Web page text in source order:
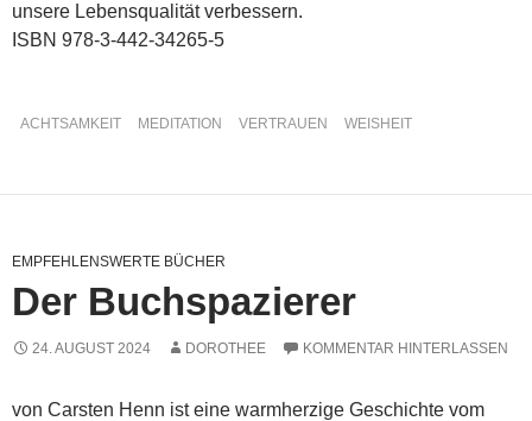
unsere Lebensqualität verbessern.
ISBN 978-3-442-34265-5
ACHTSAMKEIT MEDITATION VERTRAUEN WEISHEIT
EMPFEHLENSWERTE BÜCHER
Der Buchspazierer
24. AUGUST 2024 DOROTHEE KOMMENTAR HINTERLASSEN
von Carsten Henn ist eine warmherzige Geschichte vom